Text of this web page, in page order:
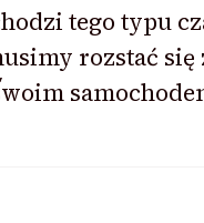
tego typu
rozstać się